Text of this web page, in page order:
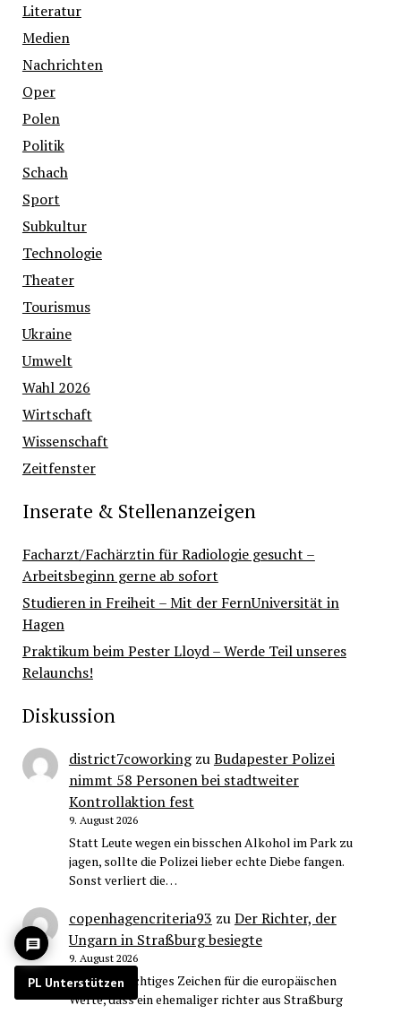
Literatur
Medien
Nachrichten
Oper
Polen
Politik
Schach
Sport
Subkultur
Technologie
Theater
Tourismus
Ukraine
Umwelt
Wahl 2026
Wirtschaft
Wissenschaft
Zeitfenster
Inserate & Stellenanzeigen
Facharzt/Fachärztin für Radiologie gesucht –
Arbeitsbeginn gerne ab sofort
Studieren in Freiheit – Mit der FernUniversität in
Hagen
Praktikum beim Pester Lloyd – Werde Teil unseres
Relaunchs!
Diskussion
district7coworkingzuBudapester Polizei
nimmt 58 Personen bei stadtweiter
Kontrollaktion fest
9. August 2026
Statt Leute wegen ein bisschen Alkohol im Park zu
jagen, sollte die Polizei lieber echte Diebe fangen.
Sonst verliert die…
copenhagencriteria93 zuDer Richter, der
Ungarn in Straßburg besiegte
9. August 2026
Es ist ein wichtiges Zeichen für die europäischen
Werte, dass ein ehemaliger richter aus Straßburg
PL Unterstützen